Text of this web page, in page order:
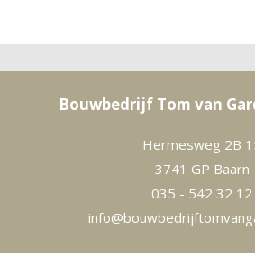
Bouwbedrijf Tom van
Hermesweg 2B
3741 GP Baarn
035 - 542 32 12